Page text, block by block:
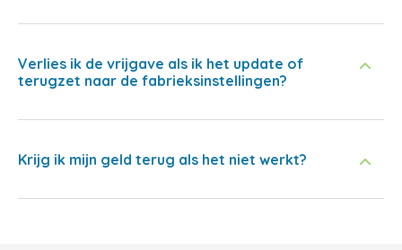
Verlies ik de vrijgave als ik het update of
terugzet naar de fabrieksinstellingen?
Krijg ik mijn geld terug als het niet werkt?